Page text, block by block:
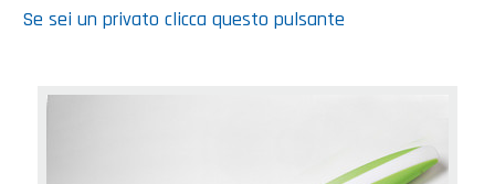
Se sei un privato clicca questo pulsante